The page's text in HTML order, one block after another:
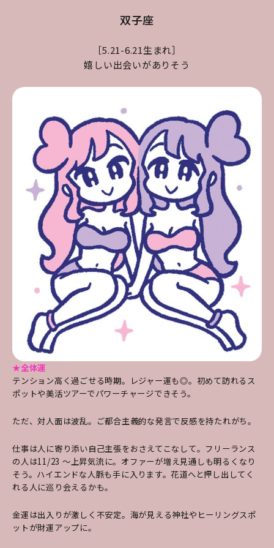
双子座
［5.21-6.21生まれ］
嬉しい出会いがありそう
★全体運
テンション高く過ごせる時期。レジャー運も◎。初めて訪れるス
ポットや美活ツアーでパワーチャージできそう。
ただ、対人面は波乱。ご都合主義的な発言で反感を持たれがち。
仕事は人に寄り添い自己主張をおさえてこなして。フリーランス
の人は11/23 ～上昇気流に。オファーが増え見通しも明るくなり
そう。ハイエンドな人脈も手に入ります。花道へと押し出してく
れる人に巡り会えるかも。
金運は出入りが激しく不安定。海が見える神社やヒーリングスポ
ットが財運アップに。